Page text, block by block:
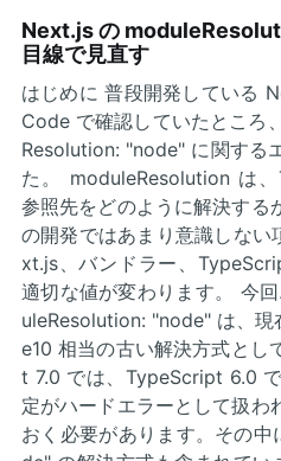
Next.js の
目線で見直す
はじめに 普段開発している
Code で確認していたとこ
Resolution: "node" に関する
た。 moduleResolution は
参照先をどのように解決する
の開発ではあまり意識しな
xt.js、バンドラー、
適切な値が変わります。 今
uleResolution: "node" は、
e10 相当の古い解決方式とし
t 7.0 では、TypeScript 6.0
定がハードエラーとして扱わ
おく必要があります。その